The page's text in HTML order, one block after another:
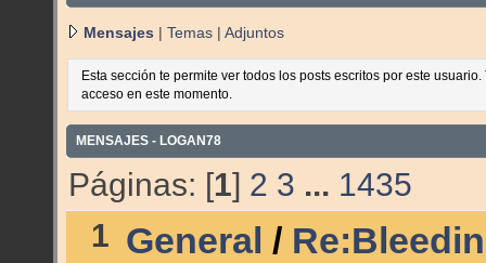
Mensajes | Temas | Adjuntos
Esta sección te permite ver todos los posts escritos por este
acceso en este momento.
MENSAJES - LOGAN78
Páginas: [1] 2 3 ... 1435
1 General /